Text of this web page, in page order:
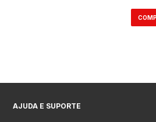
AJUDA E SUPORTE